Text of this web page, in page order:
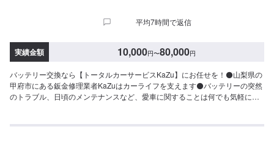
平均7時間で返信
実績金額 10,000円〜80,000円
バッテリー交換なら【トータルカーサービスKaZu】にお任せを！⚫山梨県の
甲府市にある鈑金修理業者KaZuはカーライフを支えます⚫バッテリーの突然
のトラブル、日頃のメンテナンスなど、愛車に関することは何でも気軽にお
と環境変化に対応し、熱い想いで心のこもった最高のサービスを提供します